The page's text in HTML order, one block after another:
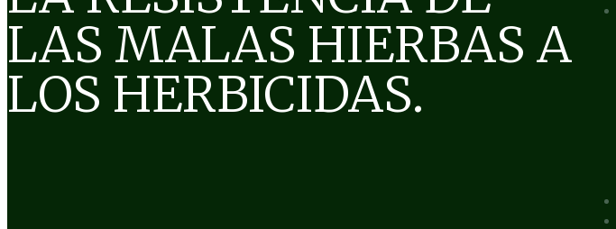
LAS MALAS HIERBAS A
LOS HERBICIDAS.